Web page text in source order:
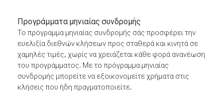
Προγράμματα μηνιαίας συνδρομής
Το πρόγραμμα μηνιαίας συνδρομής σάς προσφέρει την
ευελιξία διεθνών κλήσεων προς σταθερά και κινητά σε
χαμηλές τιμές, χωρίς να χρειάζεται κάθε φορά ανανέωση
του προγράμματος. Με το πρόγραμμα μηνιαίας
συνδρομής μπορείτε να εξοικονομείτε χρήματα στις
κλήσεις που ήδη πραγματοποιείτε.